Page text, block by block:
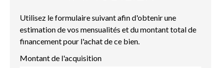
Utilisez le formulaire suivant afin d'obtenir une
estimation de vos mensualités et du montant total de
financement pour l'achat de ce bien.
Montant de l'acquisition